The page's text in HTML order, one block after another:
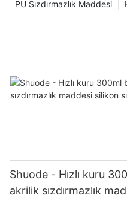
PU Sızdırmazlık Maddesi
Shuode - Hızlı kuru
akrilik sızdırmazlık